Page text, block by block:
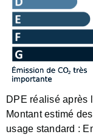
DPE réalisé après
Montant estimé
usage standard :